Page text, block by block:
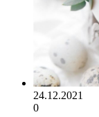
24.12.2021
0